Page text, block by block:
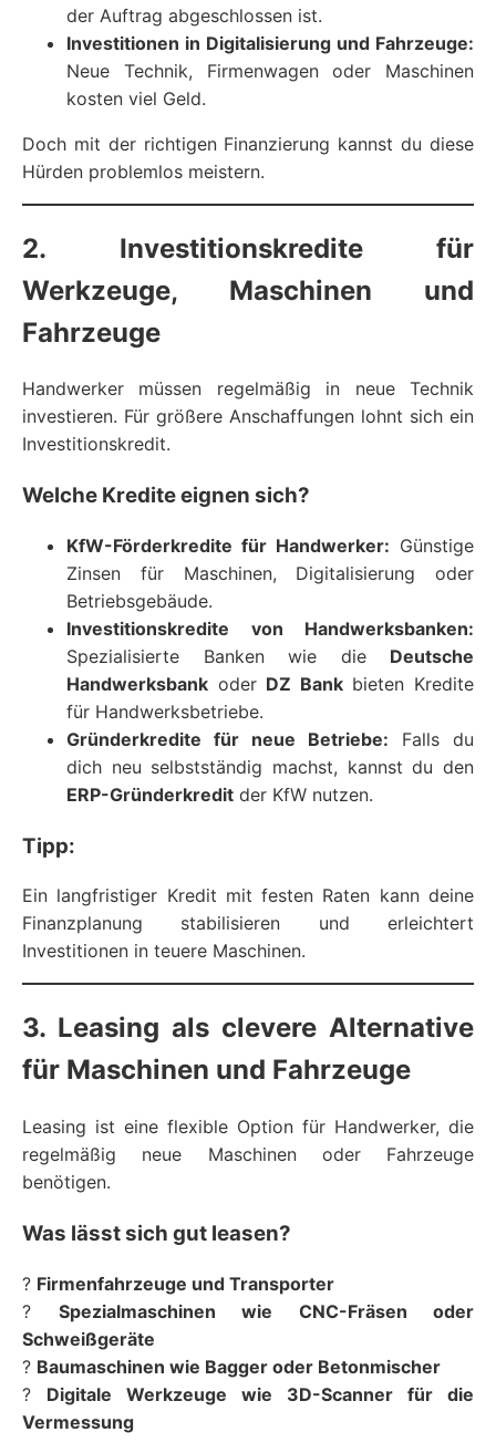
der Auftrag abgeschlossen ist.
Investitionen in Digitalisierung und Fahrzeuge:
Neue Technik, Firmenwagen oder Maschinen
kosten viel Geld.
Doch mit der richtigen Finanzierung kannst du diese
Hürden problemlos meistern.
2. Investitionskredite für
Werkzeuge, Maschinen und
Fahrzeuge
Handwerker müssen regelmäßig in neue Technik
investieren. Für größere Anschaffungen lohnt sich ein
Investitionskredit.
Welche Kredite eignen sich?
KfW-Förderkredite für Handwerker: Günstige
Zinsen für Maschinen, Digitalisierung oder
Betriebsgebäude.
Investitionskredite von Handwerksbanken:
Spezialisierte Banken wie die Deutsche
Handwerksbank oder DZ Bankbieten Kredite
für Handwerksbetriebe.
Gründerkredite für neue Betriebe: Falls du
dich neu selbstständig machst, kannst du den
ERP-Gründerkredit der KfW nutzen.
Tipp:
Ein langfristiger Kredit mit festen Raten kann deine
Finanzplanung stabilisieren und erleichtert
Investitionen in teuere Maschinen.
3. Leasing als clevere Alternative
für Maschinen und Fahrzeuge
Leasing ist eine flexible Option für Handwerker, die
regelmäßig neue Maschinen oder Fahrzeuge
benötigen.
Was lässt sich gut leasen?
? Firmenfahrzeuge und Transporter
? Spezialmaschinen wie CNC-Fräsen oder
Schweißgeräte
? Baumaschinen wie Bagger oder Betonmischer
? Digitale Werkzeuge wie 3D-Scanner für die
Vermessung